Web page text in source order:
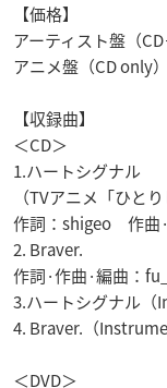
【価格】
アーティスト盤（
アニメ盤（CD only
【収録曲】
＜CD＞
1.ハートシグナル
（TVアニメ「ひと
作詞：shigeo 作曲
2. Braver.
作詞·作曲·編曲：
3.ハートシグナル（
4. Braver.（
＜DVD＞